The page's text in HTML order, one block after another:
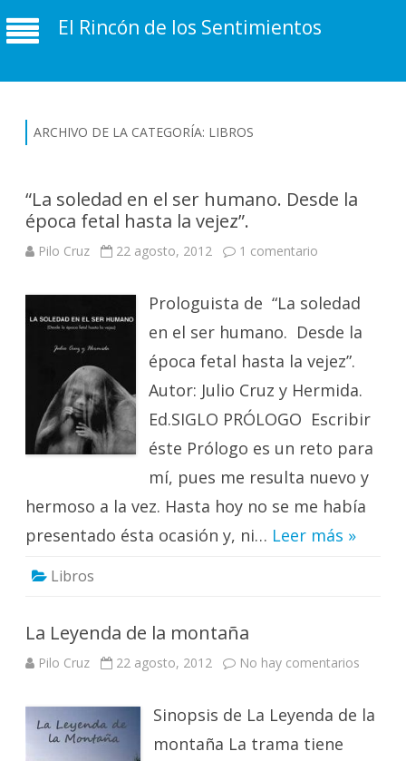
El Rincón de los Sentimientos
ARCHIVO DE LA CATEGORÍA: LIBROS
“La soledad en el ser humano. Desde la
época fetal hasta la vejez”.
Pilo Cruz 22 agosto, 2012 1 comentario
el
ser
humano.
Desde
la
época
fetal
hasta
la
vejez”.
Prologuista de “La soledad
en el ser humano. Desde la
época fetal hasta la vejez”.
Autor: Julio Cruz y Hermida.
Ed.SIGLO PRÓLOGO Escribir
éste Prólogo es un reto para
mí, pues me resulta nuevo y
hermoso a la vez. Hasta hoy no se me había
presentado ésta ocasión y, ni… Leer más »
Libros
La Leyenda de la montaña
Pilo Cruz 22 agosto, 2012 No hay comentarios
la
Sinopsis de La Leyenda de la
montaña La trama tiene